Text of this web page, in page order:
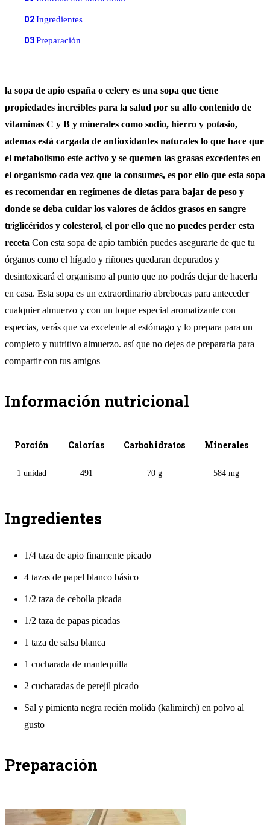
02Ingredientes
03Preparación
la sopa de apio españa o celery es una sopa que tiene
propiedades increíbles para la salud por su alto contenido de
vitaminas C y B y minerales como sodio, hierro y potasio,
ademas está cargada de antioxidantes naturales lo que hace que
el metabolismo este activo y se quemen las grasas excedentes en
el organismo cada vez que la consumes, es por ello que esta sopa
es recomendar en regímenes de dietas para bajar de peso y
donde se deba cuidar los valores de ácidos grasos en sangre
triglicéridos y colesterol, el por ello que no puedes perder esta
receta Con esta sopa de apio también puedes asegurarte de que tu
órganos como el hígado y riñones quedaran depurados y
desintoxicará el organismo al punto que no podrás dejar de hacerla
en casa. Esta sopa es un extraordinario abrebocas para anteceder
cualquier almuerzo y con un toque especial aromatizante con
especias, verás que va excelente al estómago y lo prepara para un
completo y nutritivo almuerzo. así que no dejes de prepararla para
compartir con tus amigos
Información nutricional
Porción Calorías Carbohidratos Minerales
1 unidad 491 70 g 584 mg
Ingredientes
1/4 taza de apio finamente picado
4 tazas de papel blanco básico
1/2 taza de cebolla picada
1/2 taza de papas picadas
1 taza de salsa blanca
1 cucharada de mantequilla
2 cucharadas de perejil picado
Sal y pimienta negra recién molida (kalimirch) en polvo al
gusto
Preparación